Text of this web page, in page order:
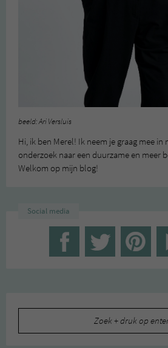
beeld: Ari Versluis
Hi, ik ben Merel! Ik neem je graag mee
onderzoek naar een duurzame en meer
Welkom op mijn blog!
Social media